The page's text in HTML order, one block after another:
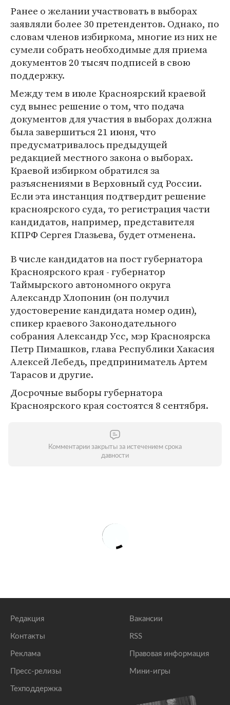
Ранее о желании участвовать в выборах
заявляли более 30 претендентов. Однако, по
словам членов избиркома, многие из них не
сумели собрать необходимые для приема
документов 20 тысяч подписей в свою
поддержку.
Между тем в июле Красноярский краевой
суд вынес решение о том, что подача
документов для участия в выборах должна
была завершиться 21 июня, что
предусматривалось предыдущей
редакцией местного закона о выборах.
Краевой избирком обратился за
разъяснениями в Верховный суд России.
Если эта инстанция подтвердит решение
красноярского суда, то регистрация части
кандидатов, например, представителя
КПРФ Сергея Глазьева, будет отменена.
В числе кандидатов на пост губернатора
Красноярского края - губернатор
Таймырского автономного округа
Александр Хлопонин (он получил
удостоверение кандидата номер один),
спикер краевого Законодательного
собрания Александр Усс, мэр Красноярска
Петр Пимашков, глава Республики Хакасия
Алексей Лебедь, предприниматель Артем
Тарасов и другие.
Досрочные выборы губернатора
Красноярского края состоятся 8 сентября.
Комментарии закрыты за истечением срока
давности
Редакция
Контакты
Реклама
Пресс-релизы
Техподдержка
Вакансии
RSS
Правовая информация
Мини-игры